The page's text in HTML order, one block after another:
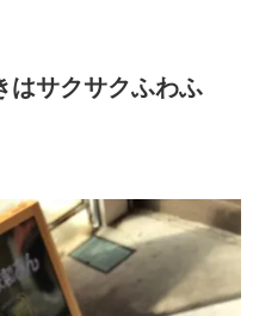
はサクサクふわふ